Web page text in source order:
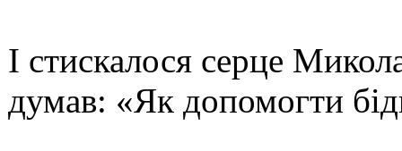
І стискалося серце
думав: «Як допомогти